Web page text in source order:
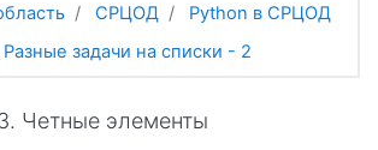
СРЦОД
Python в СРЦОД
Разные задачи на списки - 2
Четные элементы